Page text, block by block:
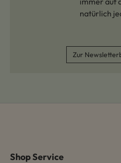
natürlich
Zur
Shop Service